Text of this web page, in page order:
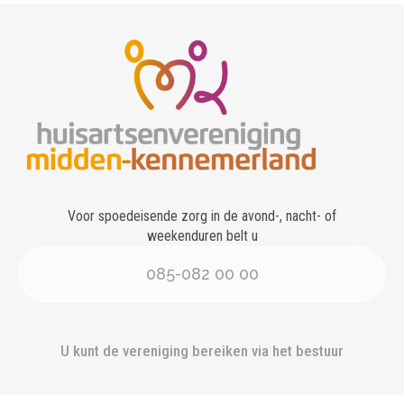
Voor spoedeisende zorg in de avond-, nacht- of
weekenduren belt u
085-082 00 00
U kunt de vereniging bereiken via het bestuur